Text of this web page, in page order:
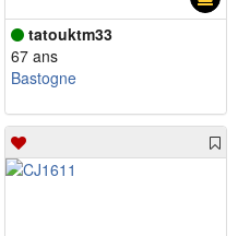
tatouktm33
67 ans
Bastogne